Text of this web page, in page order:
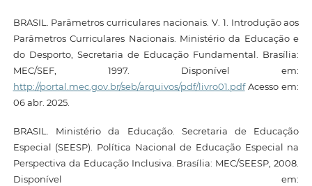
BRASIL. Parâmetros curriculares nacionais. V. 1. Introdução aos
Parâmetros Curriculares Nacionais. Ministério da Educação e
do Desporto, Secretaria de Educação Fundamental. Brasília:
MEC/SEF, 1997. Disponível em:
http://portal.mec.gov.br/seb/arquivos/pdf/livro01.pdfAcesso em:
06 abr. 2025.
BRASIL. Ministério da Educação. Secretaria de Educação
Especial (SEESP). Política Nacional de Educação Especial na
Perspectiva da Educação Inclusiva. Brasília: MEC/SEESP, 2008.
Disponível em: